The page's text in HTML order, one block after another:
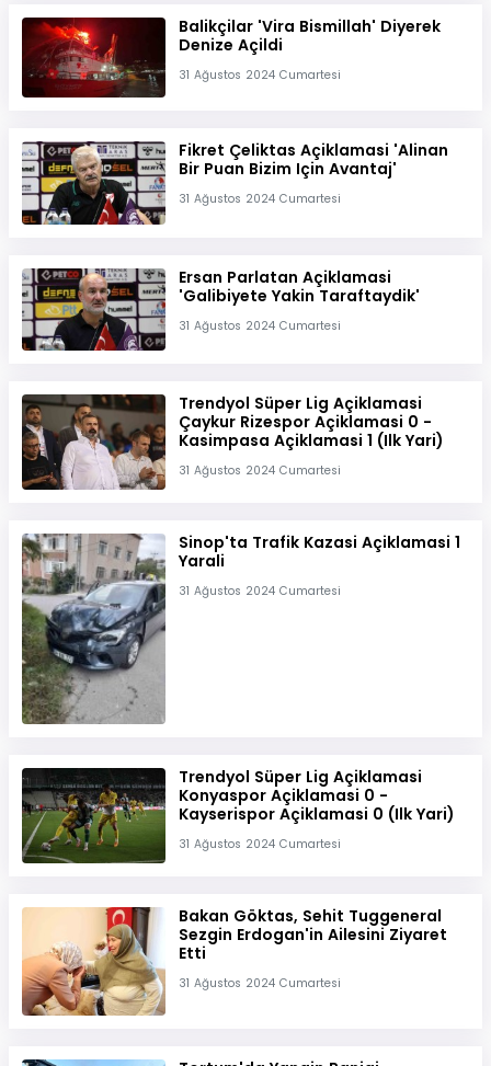
Balikçilar 'Vira Bismillah' Diyerek
Denize Açildi
31 Ağustos 2024 Cumartesi
Fikret Çeliktas Açiklamasi 'Alinan
Bir Puan Bizim Için Avantaj'
31 Ağustos 2024 Cumartesi
Ersan Parlatan Açiklamasi
'Galibiyete Yakin Taraftaydik'
31 Ağustos 2024 Cumartesi
Trendyol Süper Lig Açiklamasi
Çaykur Rizespor Açiklamasi 0 -
Kasimpasa Açiklamasi 1 (Ilk Yari)
31 Ağustos 2024 Cumartesi
Sinop'ta Trafik Kazasi Açiklamasi 1
Yarali
31 Ağustos 2024 Cumartesi
Trendyol Süper Lig Açiklamasi
Konyaspor Açiklamasi 0 -
Kayserispor Açiklamasi 0 (Ilk Yari)
31 Ağustos 2024 Cumartesi
Bakan Göktas, Sehit Tuggeneral
Sezgin Erdogan'in Ailesini Ziyaret
Etti
31 Ağustos 2024 Cumartesi